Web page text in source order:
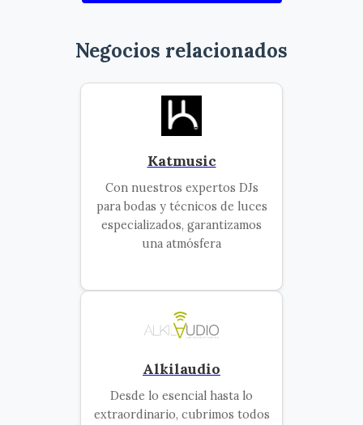
Negocios relacionados
Katmusic
Con nuestros expertos DJs
para bodas y técnicos de luces
especializados, garantizamos
una atmósfera
Alkilaudio
Desde lo esencial hasta lo
extraordinario, cubrimos todos